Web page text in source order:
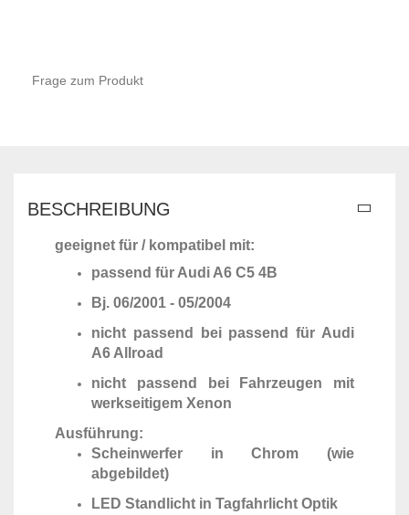
Frage zum Produkt
BESCHREIBUNG
geeignet für / kompatibel mit:
passend für Audi A6 C5 4B
Bj. 06/2001 - 05/2004
nicht passend bei passend für Audi
A6 Allroad
nicht passend bei Fahrzeugen mit
werkseitigem Xenon
Ausführung:
Scheinwerfer in Chrom (wie
abgebildet)
LED Standlicht in Tagfahrlicht Optik